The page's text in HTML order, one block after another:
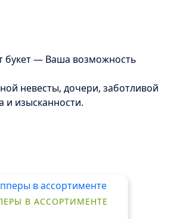
букет — Ваша возможность
невесты, дочери, заботливой
и изысканности.
В АССОРТИМЕНТЕ